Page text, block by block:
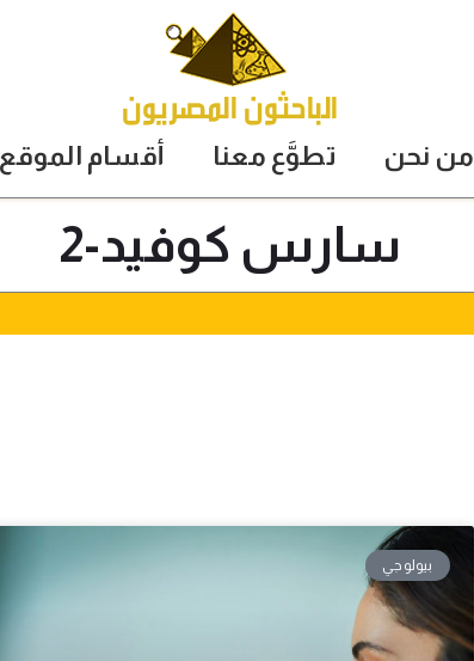
من نحن تطوَّع معنا أقسام الموقع
سارس كوفيد-2
بيولوجي